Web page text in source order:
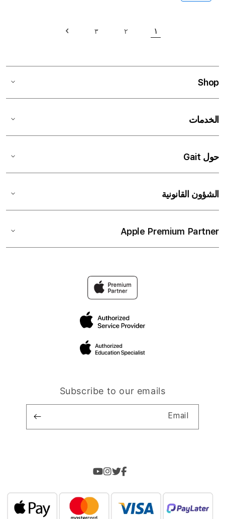
حاليا انت تقرأ الصفحة
١ ٢ ٣
Shop
الخدمات
حول Gait
الشؤون القانونية
Apple Premium Partner
Subscribe to our emails
Email